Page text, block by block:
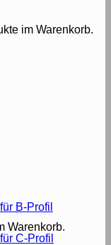
im Warenkorb.
Warenkorb.
B-Profil
C-Profil